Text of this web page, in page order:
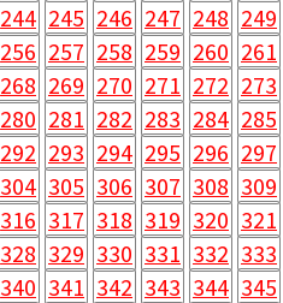
244 245 246 247 248 249
256 257 258 259 260 261
268 269 270 271 272 273
280 281 282 283 284 285
292 293 294 295 296 297
304 305 306 307 308 309
316 317 318 319 320 321
328 329 330 331 332 333
340 341 342 343 344 345